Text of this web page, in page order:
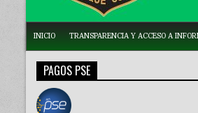
INICIO TRANSPARENCIA Y ACCESO A
PAGOS PSE